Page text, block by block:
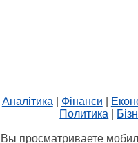
Аналітика| Фінанси
Политика
Вы просматриваете